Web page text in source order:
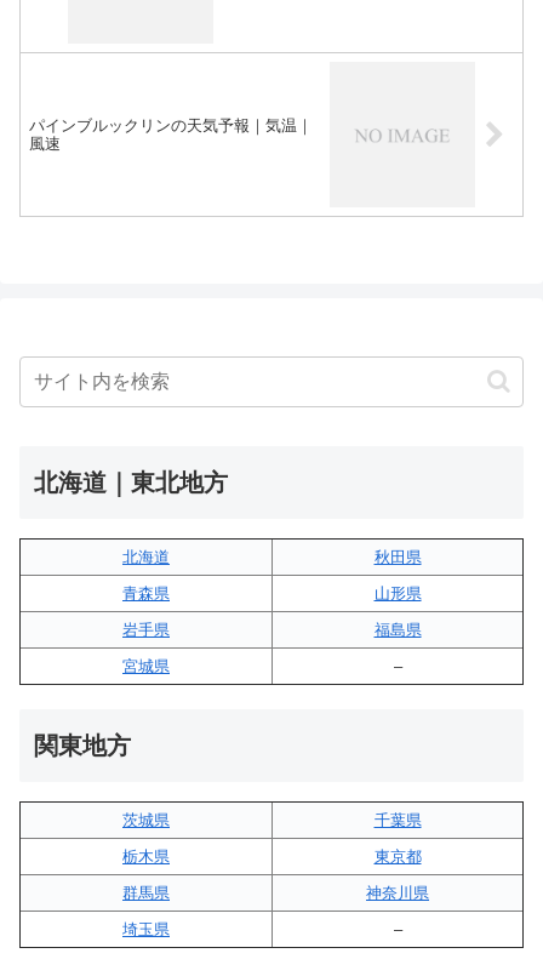
パインブルックリンの天気予報｜気温｜
風速
北海道｜東北地方
北海道
秋田県
青森県
山形県
岩手県
福島県
宮城県
–
関東地方
茨城県
千葉県
栃木県
東京都
群馬県
神奈川県
埼玉県
–